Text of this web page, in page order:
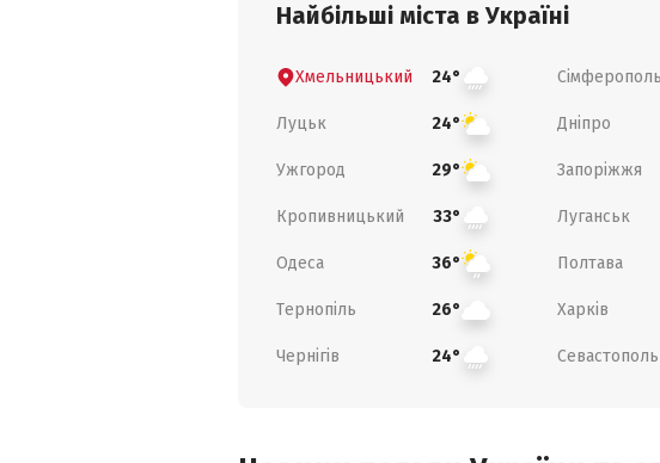
Найбільші міста в Україні
Хмельницький 24° Сімферополь
Луцьк 24° Дніпро
Ужгород 29° Запоріжжя
Кропивницький 33° Луганськ
Одеса 36° Полтава
Тернопіль 26° Харків
Чернігів 24° Севастополь